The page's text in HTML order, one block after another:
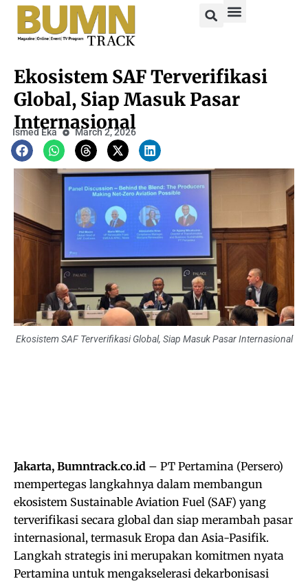
Ekosistem SAF Terverifikasi
Global, Siap Masuk Pasar
Internasional
Ismed Eka March 2, 2026
Ekosistem SAF Terverifikasi Global, Siap Masuk Pasar Internasional
Jakarta, Bumntrack.co.id – PT Pertamina (Persero)
mempertegas langkahnya dalam membangun
ekosistem Sustainable Aviation Fuel (SAF) yang
terverifikasi secara global dan siap merambah pasar
internasional, termasuk Eropa dan Asia-Pasifik.
Langkah strategis ini merupakan komitmen nyata
Pertamina untuk mengakselerasi dekarbonisasi